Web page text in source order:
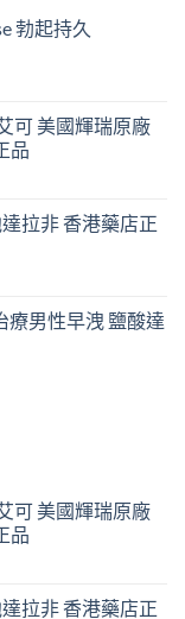
勃起持久
可 美國輝瑞原廠
品
拉非 香港藥店正
療男性早洩 鹽酸達
可 美國輝瑞原廠
品
拉非 香港藥店正